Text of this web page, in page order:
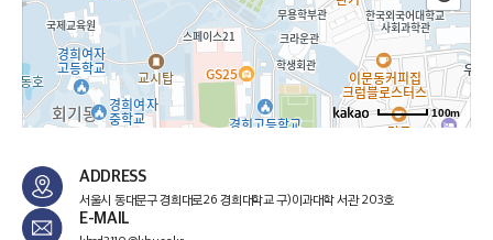
100m
ADDRESS
서울시 동대문구 경희대로26 경희대학교 구)이과대학 서관 203호
E-MAIL